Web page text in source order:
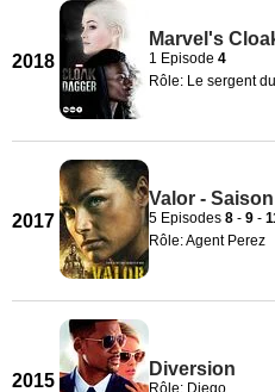
2018
Marvel's
1 Episode 4
Rôle: Le sergent
2017
Valor -
5 Episodes 8 - 9 -
Rôle: Agent Perez
2015
Diversion
Rôle: Diego